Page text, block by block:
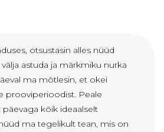
otsustasin alles nüüd
astuda ja märkmiku nurka
ma mõtlesin, et okei
prooviperioodist. Peale
päevaga kõik ideaalselt
ma tegelikult tean, mis on